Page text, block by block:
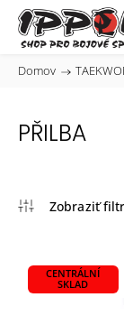
Domov /
PŘILBA
CENTRÁLNÍ
SKLAD